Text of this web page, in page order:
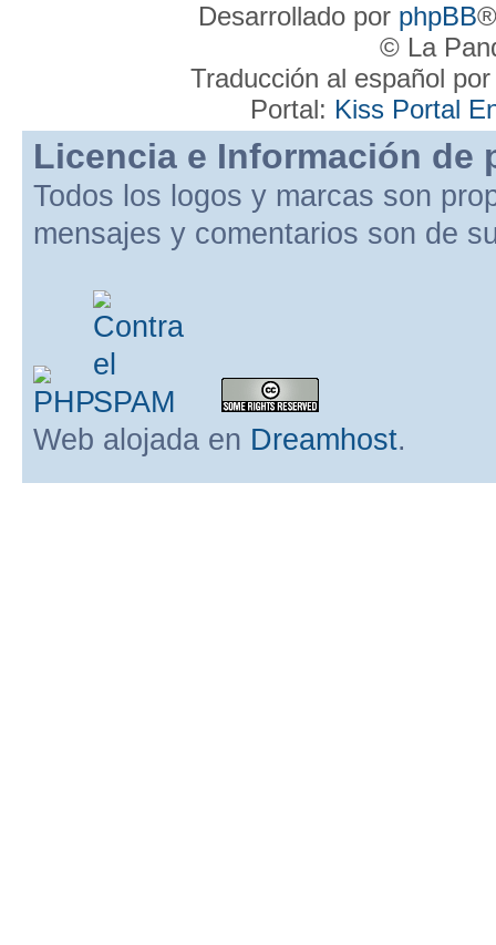
Desarrollado por phpBB
© La
Traducción al español
Portal: Kiss Portal
Licencia e Información de
Todos los logos y marcas son
mensajes y comentarios son de
Web alojada en Dreamhost.